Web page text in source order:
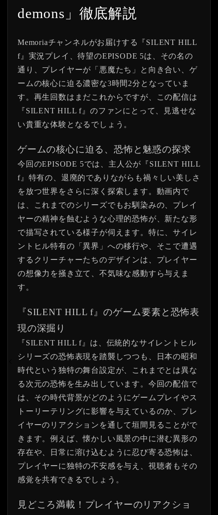
demons」徹底解説
Memoriaチャンネルがお届けする『SILENT HILL
f』実況プレイ、待望のEPISODE 5は、その名の
通り、プレイヤーが「悪魔たち」と向き合い、ゲ
ームの核心に迫る濃密な3時間2分となっていま
す。再生回数はまだこれからですが、この配信は
『SILENT HILL f』のファンにとって、見逃せな
い貴重な体験となるでしょう。
ゲームの核心に迫る、恐怖と魅惑の探求
今回のEPISODE 5では、主人公が『SILENT HILL
f』特有の、退廃的でありながらも禍々しい美しさ
を放つ世界をさらに深く探索します。動画内で
は、これまでのシリーズでもお馴染みの、プレイ
ヤーの精神を蝕むような心理的恐怖が、新たな形
で描写されている様子が伺えます。特に、サイレ
ントヒル特有の「異界」への移行や、そこで遭遇
するクリーチャーたちのデザインは、プレイヤー
の想像力を掻き立て、不気味な感動すら与えま
す。
『SILENT HILL f』のゲーム要素と恐怖表
現の深掘り
『SILENT HILL f』は、伝統的なサイレントヒル
シリーズの恐怖表現を踏襲しつつも、日本の昭和
時代という独特の舞台設定が、これまでとは異な
る次元の恐怖を生み出しています。今回の配信で
は、その時代背景がどのようにゲームプレイやス
トーリーテリングに影響を与えているのか、プレ
イヤーのリアクションを通して垣間見ることがで
きます。例えば、懐かしい風景の中に潜む異形の
存在や、日常に溶け込むように忍び寄る恐怖は、
プレイヤーに独特の不安感を与え、視聴者もその
感覚を共有できるでしょう。
見どころ満載！プレイヤーのリアクショ